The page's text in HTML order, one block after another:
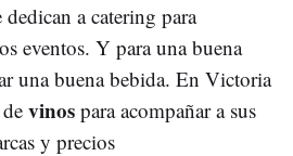
a catering para
eventos. Y para una buena
una buena bebida. En Victoria
vinos para acompañar a sus
y precios